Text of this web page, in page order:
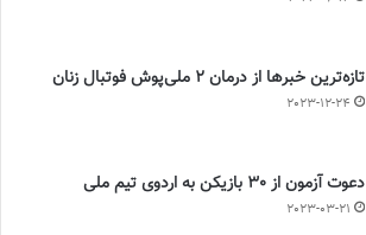
تازه‌ترین خبرها از درمان ۲ ملی‌پوش فوتبال زنان
2023-12-24
دعوت آزمون از 30 بازیکن به اردوی تیم ملی
2023-03-21